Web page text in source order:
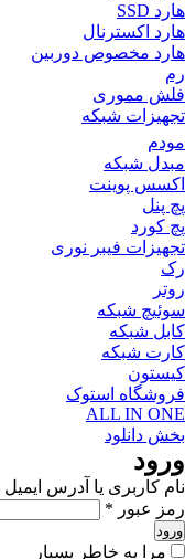
هارد SSD
هارد اکسترنال
هارد مخصوص دوربین
رم
فلش مموری
تجهیزات شبکه
مودم
مبدل شبکه
اکسس پوینت
پچ پنل
پچ کورد
تجهیزات فیبر نوری
رک
روتر
سوئیچ شبکه
کابل شبکه
کارت شبکه
کیستون
فروشگاه استوک
ALL IN ONE
بخش دانلود
ورود
نام کاربری یا آدرس ایمیل
رمز عبور *
ورود
مرا به خاطر بسپار